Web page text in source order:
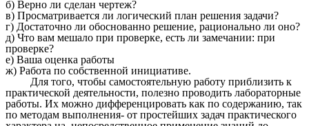
б) Верно ли сделан чертеж?
в) Просматривается ли логический план решения задачи?
г) Достаточно ли обоснованно решение, рационально ли оно?
д) Что вам мешало при проверке, есть ли замечании: при
проверке?
е) Ваша оценка работы
ж) Работа по собственной инициативе.
Для того, чтобы самостоятельную работу приблизить к
практической деятельности, полезно проводить лабораторные
работы. Их можно дифференцировать как по содержанию, так
по методам выполнения- от простейших задач практического